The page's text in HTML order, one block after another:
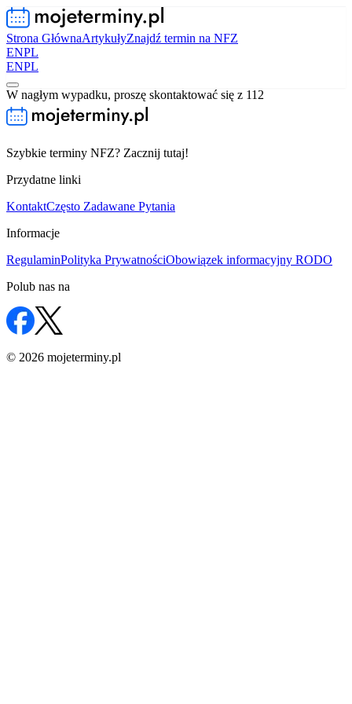
Strona GłównaArtykułyZnajdź termin na NFZ
ENPL
ENPL
W nagłym wypadku, proszę skontaktować się z 112
Szybkie terminy NFZ? Zacznij tutaj!
Przydatne linki
KontaktCzęsto Zadawane Pytania
Informacje
RegulaminPolityka PrywatnościObowiązek informacyjny RODO
Polub nas na
© 2026 mojeterminy.pl